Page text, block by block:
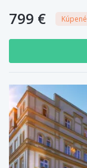
799 € Kúpené